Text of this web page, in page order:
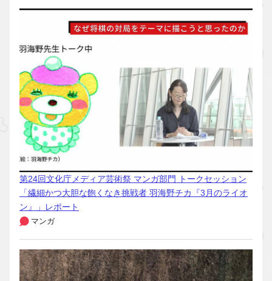
第24回文化庁メディア芸術祭 マンガ部門 トークセッション
「繊細かつ大胆な飽くなき挑戦者 羽海野チカ『3月のライオ
ン』」レポート
マンガ